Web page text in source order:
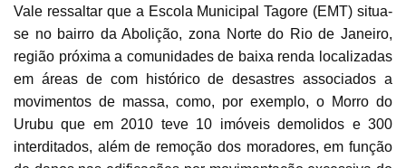
Vale ressaltar que a Escola Municipal Tagore (EMT) situa-
se no bairro da Abolição, zona Norte do Rio de Janeiro,
região próxima a comunidades de baixa renda localizadas
em áreas de com histórico de desastres associados a
movimentos de massa, como, por exemplo, o Morro do
Urubu que em 2010 teve 10 imóveis demolidos e 300
interditados, além de remoção dos moradores, em função